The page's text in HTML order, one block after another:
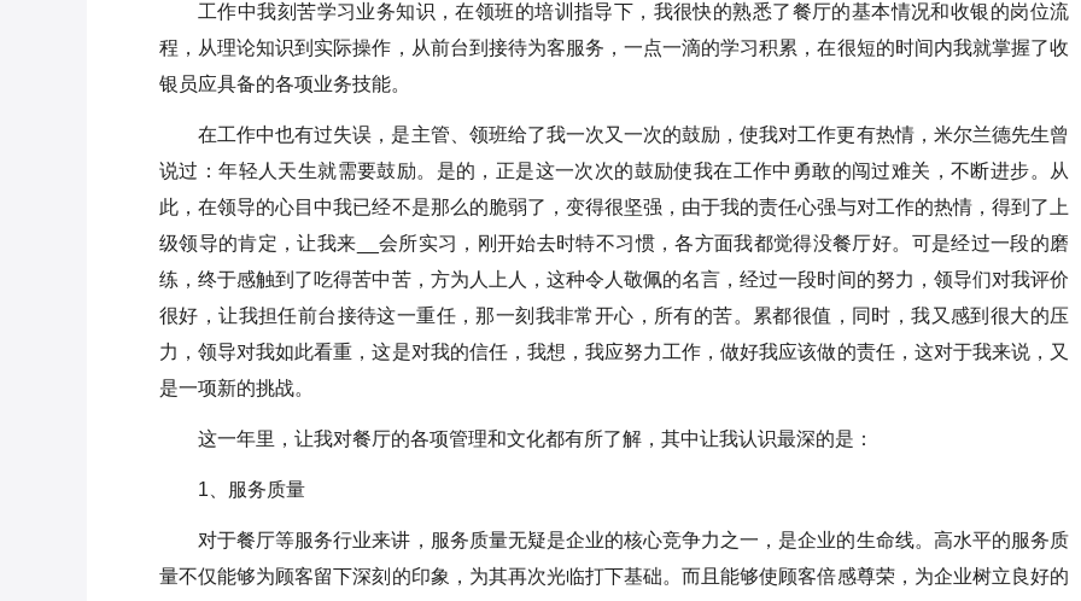
工作中我刻苦学习业务知识，在领班的培训指导下，我很快的熟悉了餐厅的基本情况和收银的岗位流
程，从理论知识到实际操作，从前台到接待为客服务，一点一滴的学习积累，在很短的时间内我就掌握了收
银员应具备的各项业务技能。
在工作中也有过失误，是主管、领班给了我一次又一次的鼓励，使我对工作更有热情，米尔兰德先生曾
说过：年轻人天生就需要鼓励。是的，正是这一次次的鼓励使我在工作中勇敢的闯过难关，不断进步。从
此，在领导的心目中我已经不是那么的脆弱了，变得很坚强，由于我的责任心强与对工作的热情，得到了上
级领导的肯定，让我来__会所实习，刚开始去时特不习惯，各方面我都觉得没餐厅好。可是经过一段的磨
练，终于感触到了吃得苦中苦，方为人上人，这种令人敬佩的名言，经过一段时间的努力，领导们对我评价
很好，让我担任前台接待这一重任，那一刻我非常开心，所有的苦。累都很值，同时，我又感到很大的压
力，领导对我如此看重，这是对我的信任，我想，我应努力工作，做好我应该做的责任，这对于我来说，又
是一项新的挑战。
这一年里，让我对餐厅的各项管理和文化都有所了解，其中让我认识最深的是：
1、服务质量
对于餐厅等服务行业来讲，服务质量无疑是企业的核心竞争力之一，是企业的生命线。高水平的服务质
量不仅能够为顾客留下深刻的印象，为其再次光临打下基础。而且能够使顾客倍感尊荣，为企业树立良好的